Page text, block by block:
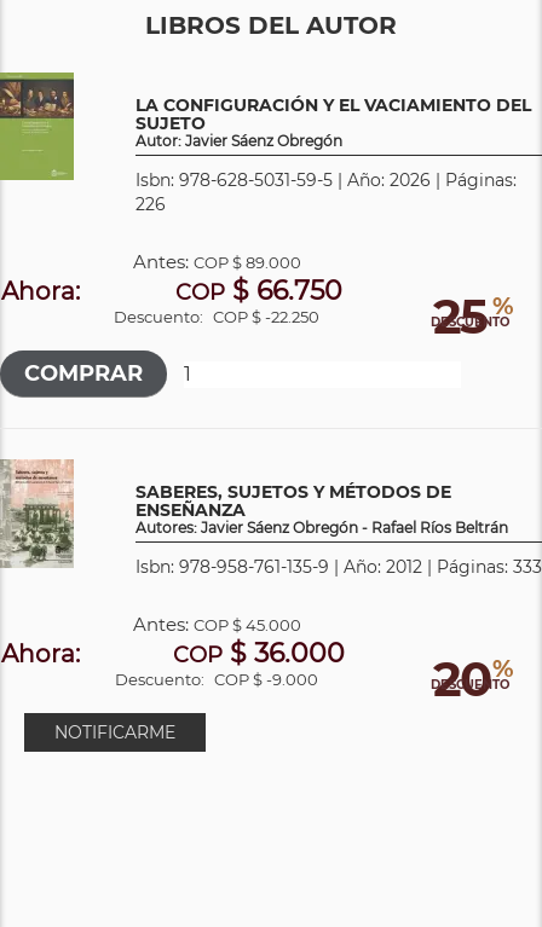
LIBROS DEL AUTOR
LA CONFIGURACIÓN Y EL VACIAMIENTO DEL
SUJETO
Autor: Javier Sáenz Obregón
Isbn: 978-628-5031-59-5 | Año: 2026 | Páginas:
226
25 %
DESCUENTO
Antes: COP$ 89.000
Ahora: COP $ 66.750
Descuento: COP $ -22.250
SABERES, SUJETOS Y MÉTODOS DE
ENSEÑANZA
Autores: Javier Sáenz Obregón - Rafael Ríos Beltrán
Isbn: 978-958-761-135-9 | Año: 2012 | Páginas: 333
20%
DESCUENTO
Antes: COP$ 45.000
Ahora: COP $ 36.000
Descuento: COP $ -9.000
NOTIFICARME